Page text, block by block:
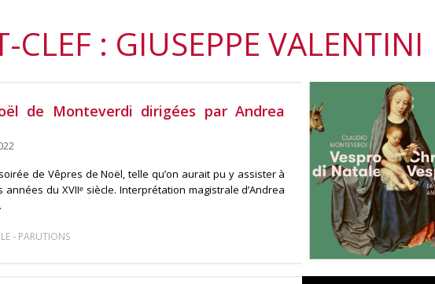
CLEF : GIUSEPPE VALENTINI
de Monteverdi dirigées par Andrea
de Vêpres de Noël, telle qu’on aurait pu y assister à
du XVIIᵉ siècle. Interprétation magistrale d’Andrea
- PARUTIONS